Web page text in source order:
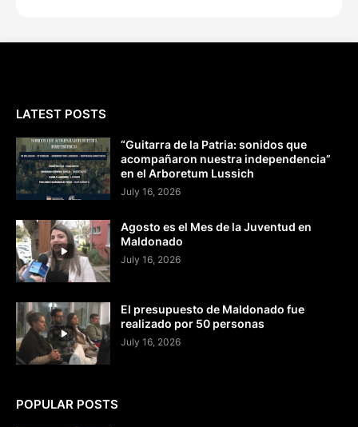
LATEST POSTS
“Guitarra de la Patria: sonidos que
acompañaron nuestra independencia”
en el Arboretum Lussich
July 16, 2026
Agosto es el Mes de la Juventud en
Maldonado
July 16, 2026
El presupuesto de Maldonado fue
realizado por 50 personas
July 16, 2026
POPULAR POSTS